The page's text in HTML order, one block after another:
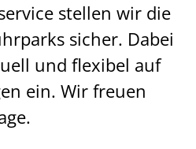
stellen wir die
sicher. Dabei
und flexibel auf
ein. Wir freuen